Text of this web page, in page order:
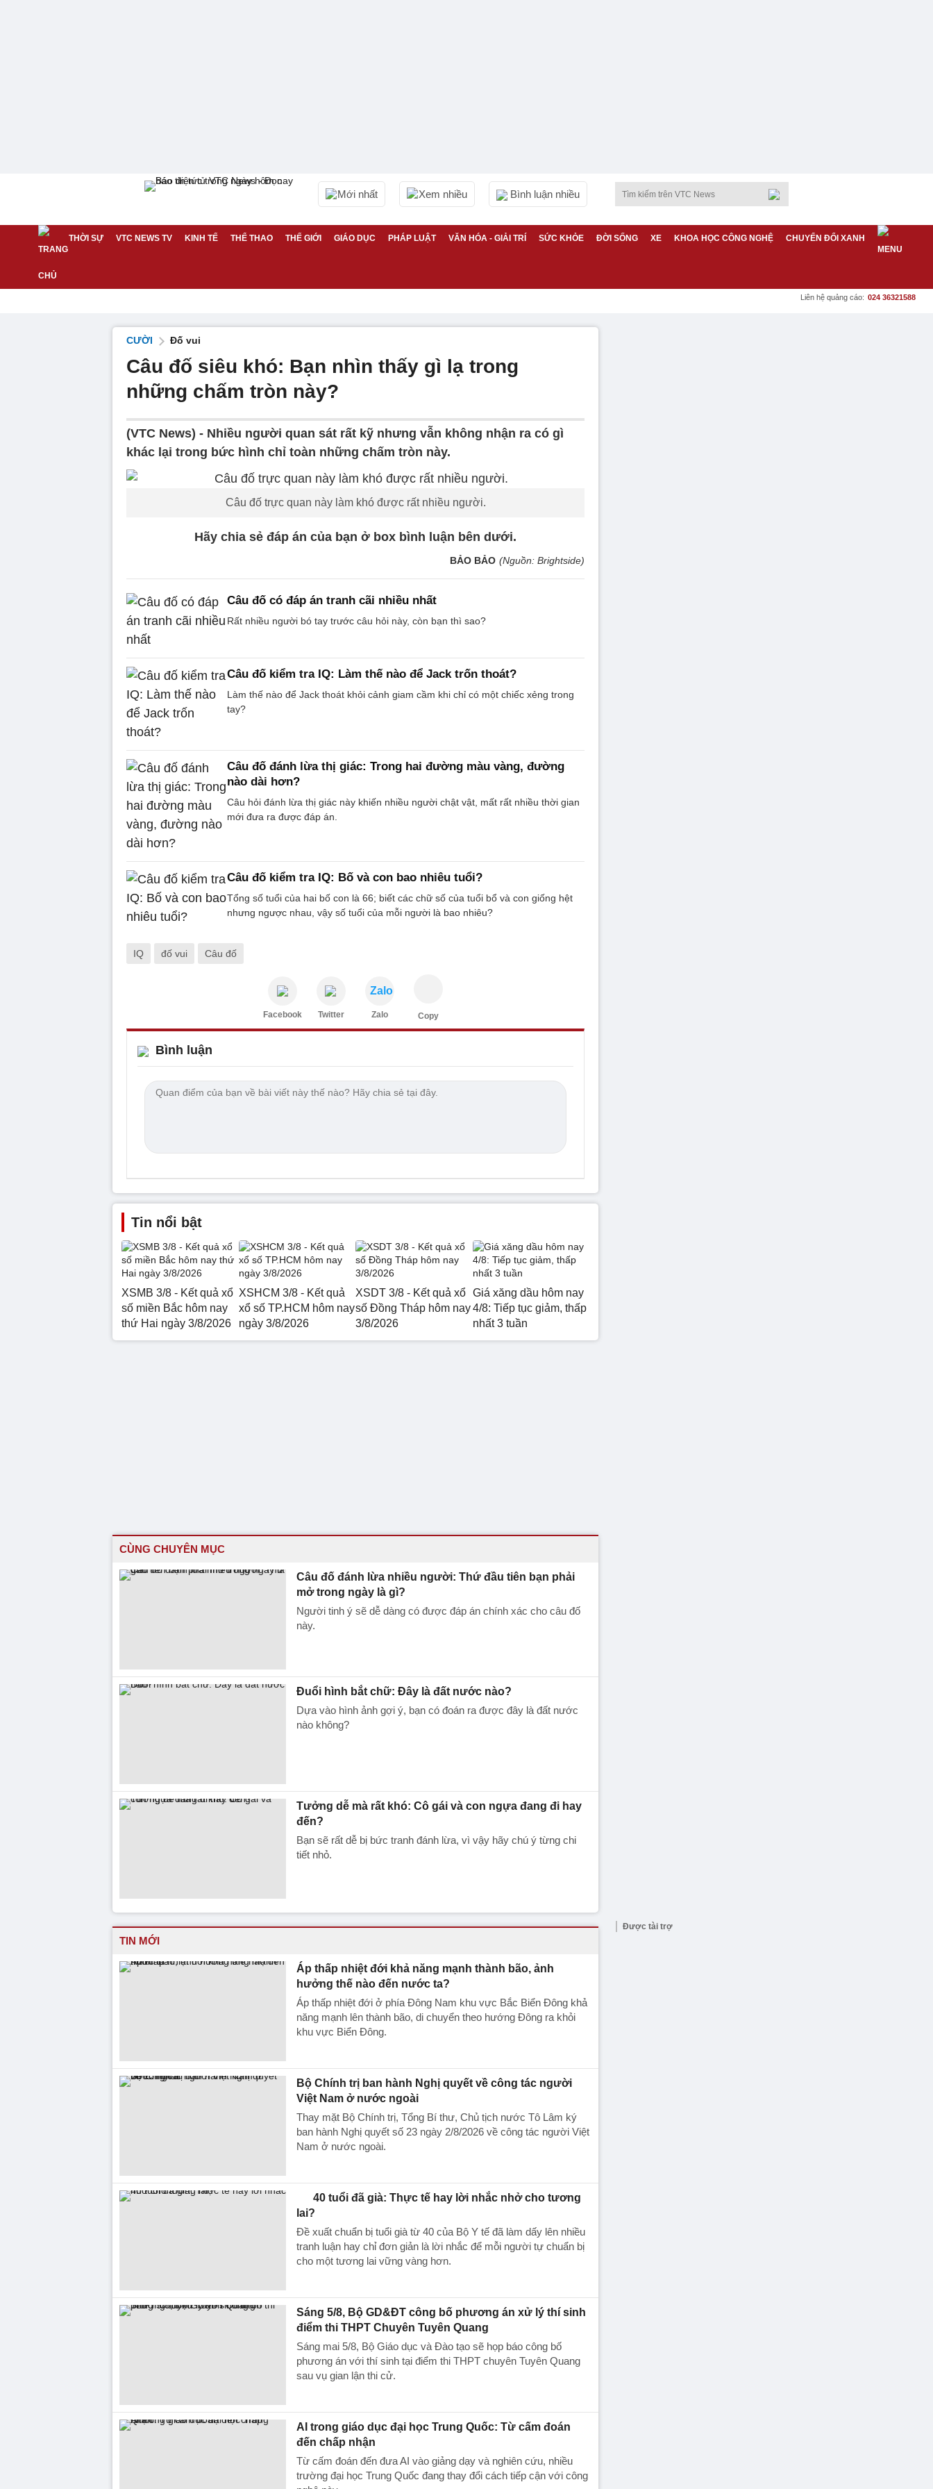
Mới nhất Xem nhiều Bình luận nhiều
THỜI SỰ VTC NEWS TV KINH TẾ THỂ THAO THẾ GIỚI GIÁO DỤC PHÁP LUẬT VĂN HÓA - GIẢI TRÍ SỨC KHỎE ĐỜI SỐNG XE KHOA HỌC CÔNG NGHỆ CHUYỂN ĐỔI XANH
Liên hệ quảng cáo: 024 36321588
CƯỜI Đố vui
Câu đố siêu khó: Bạn nhìn thấy gì lạ trong
những chấm tròn này?
(VTC News) - Nhiều người quan sát rất kỹ nhưng vẫn không nhận ra có gì
khác lại trong bức hình chỉ toàn những chấm tròn này.
Câu đố trực quan này làm khó được rất nhiều người.
Hãy chia sẻ đáp án của bạn ở box bình luận bên dưới.
BẢO BẢO (Nguồn: Brightside)
Câu đố có đáp án tranh cãi nhiều nhất
Rất nhiều người bó tay trước câu hỏi này, còn bạn thì sao?
Câu đố kiểm tra IQ: Làm thế nào để Jack trốn thoát?
Làm thế nào để Jack thoát khỏi cảnh giam cầm khi chỉ có một chiếc xẻng trong
tay?
Câu đố đánh lừa thị giác: Trong hai đường màu vàng, đường
nào dài hơn?
Câu hỏi đánh lừa thị giác này khiến nhiều người chật vật, mất rất nhiều thời gian
mới đưa ra được đáp án.
Câu đố kiểm tra IQ: Bố và con bao nhiêu tuổi?
Tổng số tuổi của hai bố con là 66; biết các chữ số của tuổi bổ và con giống hệt
nhưng ngược nhau, vậy số tuổi của mỗi người là bao nhiêu?
IQ đố vui Câu đố
Facebook Twitter
Zalo
Zalo Copy
Bình luận
Tin nổi bật
XSMB 3/8 - Kết quả xổ
số miền Bắc hôm nay
thứ Hai ngày 3/8/2026
XSHCM 3/8 - Kết quả
xổ số TP.HCM hôm nay
ngày 3/8/2026
XSDT 3/8 - Kết quả xổ
số Đồng Tháp hôm nay
3/8/2026
Giá xăng dầu hôm nay
4/8: Tiếp tục giảm, thấp
nhất 3 tuần
CÙNG CHUYÊN MỤC
Câu đố đánh lừa nhiều người: Thứ đầu tiên bạn phải
mở trong ngày là gì?
Người tinh ý sẽ dễ dàng có được đáp án chính xác cho câu đố
này.
Đuổi hình bắt chữ: Đây là đất nước nào?
Dựa vào hình ảnh gợi ý, bạn có đoán ra được đây là đất nước
nào không?
Tưởng dễ mà rất khó: Cô gái và con ngựa đang đi hay
đến?
Bạn sẽ rất dễ bị bức tranh đánh lừa, vì vậy hãy chú ý từng chi
tiết nhỏ.
TIN MỚI
Áp thấp nhiệt đới khả năng mạnh thành bão, ảnh
hưởng thế nào đến nước ta?
Áp thấp nhiệt đới ở phía Đông Nam khu vực Bắc Biển Đông khả
năng mạnh lên thành bão, di chuyển theo hướng Đông ra khỏi
khu vực Biển Đông.
Bộ Chính trị ban hành Nghị quyết về công tác người
Việt Nam ở nước ngoài
Thay mặt Bộ Chính trị, Tổng Bí thư, Chủ tịch nước Tô Lâm ký
ban hành Nghị quyết số 23 ngày 2/8/2026 về công tác người Việt
Nam ở nước ngoài.
40 tuổi đã già: Thực tế hay lời nhắc nhở cho tương
lai?
Đề xuất chuẩn bị tuổi già từ 40 của Bộ Y tế đã làm dấy lên nhiều
tranh luận hay chỉ đơn giản là lời nhắc để mỗi người tự chuẩn bị
cho một tương lai vững vàng hơn.
Sáng 5/8, Bộ GD&ĐT công bố phương án xử lý thí sinh
điểm thi THPT Chuyên Tuyên Quang
Sáng mai 5/8, Bộ Giáo dục và Đào tạo sẽ họp báo công bố
phương án với thí sinh tại điểm thi THPT chuyên Tuyên Quang
sau vụ gian lận thi cử.
AI trong giáo dục đại học Trung Quốc: Từ cấm đoán
đến chấp nhận
Từ cấm đoán đến đưa AI vào giảng dạy và nghiên cứu, nhiều
trường đại học Trung Quốc đang thay đổi cách tiếp cận với công
Được tài trợ